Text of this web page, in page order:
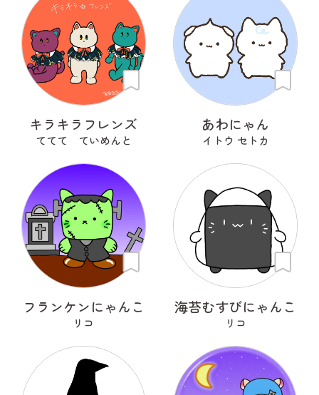
キラキラフレンズ
ててて ていめんと
あわにゃん
イトウ セトカ
フランケンにゃんこ
リコ
海苔むすびにゃんこ
リコ